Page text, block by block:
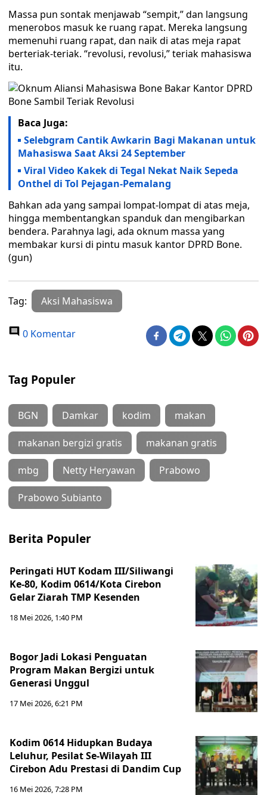
Massa pun sontak menjawab “sempit,” dan langsung
menerobos masuk ke ruang rapat. Mereka langsung
memenuhi ruang rapat, dan naik di atas meja rapat
berteriak-teriak. “revolusi, revolusi,” teriak mahasiswa
itu.
Baca Juga:
Selebgram Cantik Awkarin Bagi Makanan untuk
Mahasiswa Saat Aksi 24 September
Viral Video Kakek di Tegal Nekat Naik Sepeda
Onthel di Tol Pejagan-Pemalang
Bahkan ada yang sampai lompat-lompat di atas meja,
hingga membentangkan spanduk dan mengibarkan
bendera. Parahnya lagi, ada oknum massa yang
membakar kursi di pintu masuk kantor DPRD Bone.
(gun)
Tag: Aksi Mahasiswa
0 Komentar
Tag Populer
BGN Damkar kodim makan
makanan bergizi gratis makanan gratis
mbg Netty Heryawan Prabowo
Prabowo Subianto
Berita Populer
Peringati HUT Kodam III/Siliwangi
Ke-80, Kodim 0614/Kota Cirebon
Gelar Ziarah TMP Kesenden
18 Mei 2026, 1:40 PM
Bogor Jadi Lokasi Penguatan
Program Makan Bergizi untuk
Generasi Unggul
17 Mei 2026, 6:21 PM
Kodim 0614 Hidupkan Budaya
Leluhur, Pesilat Se-Wilayah III
Cirebon Adu Prestasi di Dandim Cup
16 Mei 2026, 7:28 PM